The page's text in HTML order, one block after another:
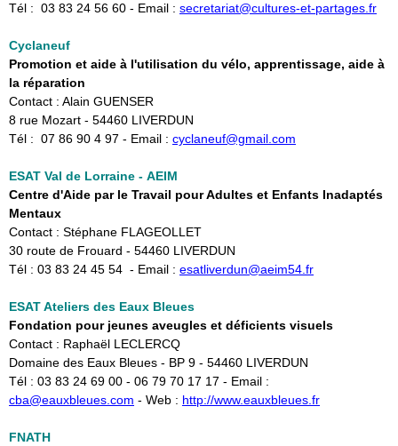
Tél : 03 83 24 56 60 - Email : secretariat@cultures-et-partages.fr
Cyclaneuf
Promotion et aide à l'utilisation du vélo, apprentissage, aide à
la réparation
Contact : Alain GUENSER
8 rue Mozart - 54460 LIVERDUN
Tél : 07 86 90 4 97 - Email : cyclaneuf@gmail.com
ESAT Val de Lorraine - AEIM
Centre d'Aide par le Travail pour Adultes et Enfants Inadaptés
Mentaux
Contact : Stéphane FLAGEOLLET
30 route de Frouard - 54460 LIVERDUN
Tél : 03 83 24 45 54 - Email : esatliverdun@aeim54.fr
ESAT Ateliers des Eaux Bleues
Fondation pour jeunes aveugles et déficients visuels
Contact : Raphaël LECLERCQ
Domaine des Eaux Bleues - BP 9 - 54460 LIVERDUN
Tél : 03 83 24 69 00 - 06 79 70 17 17 - Email :
cba@eauxbleues.com - ​Web : http://www.eauxbleues.fr
FNATH